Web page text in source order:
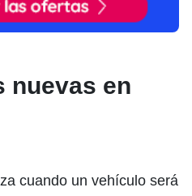
nuevas en
cuando un vehículo será